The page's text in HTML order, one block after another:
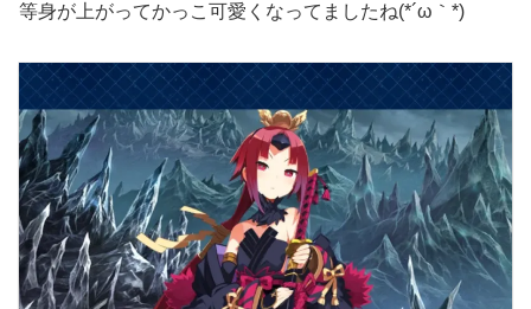
等身が上がってかっこ可愛くなってましたね(*´ω｀*)